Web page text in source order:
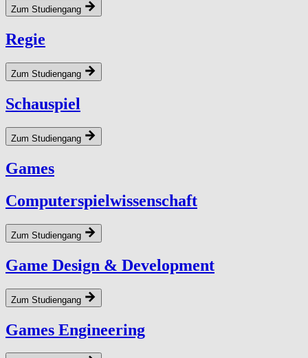
Zum Studiengang
Regie
Zum Studiengang
Schauspiel
Zum Studiengang
Games
Computerspielwissenschaft
Zum Studiengang
Game Design & Development
Zum Studiengang
Games Engineering